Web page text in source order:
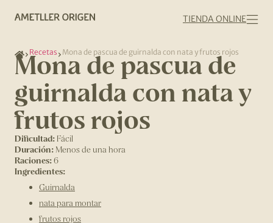
TIENDA ONLINE
Recetas Mona de pascua de guirnalda con nata y frutos rojos
Mona de pascua de
guirnalda con nata y
frutos rojos
Dificultad: Fácil
Duración: Menos de una hora
Raciones:6
Ingredientes:
Guirnalda
nata para montar
frutos rojos